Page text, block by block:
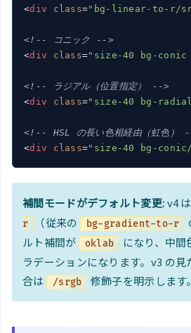
<div class="bg-linear-to-r/
<!-- コニック -->
<div class="size-40 bg-
<!-- ラジアル（位置指定） -->
<div class="size-40 bg-
<!-- HSL の長い色相経由（虹色）
<div class="size-40 bg-
補間モードがデフォルト変更:v4
r
（従来の bg-gradient-to-r
ルト補間が
oklab になり、中間
ラデーションになります。v3 の
合は
/srgb 修飾子を明示します。